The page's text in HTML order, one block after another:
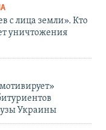
с лица земли». Кто
уничтожения
Украины